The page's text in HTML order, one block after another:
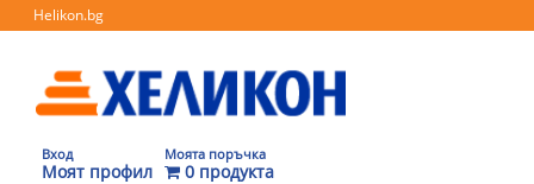
Helikon.bg
Вход
Моят профил
Моята поръчка
0 продукта